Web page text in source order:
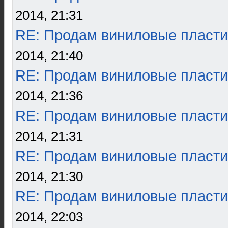
2014, 21:31
RE: Продам виниловые
2014, 21:40
RE: Продам виниловые
2014, 21:36
RE: Продам виниловые
2014, 21:31
RE: Продам виниловые
2014, 21:30
RE: Продам виниловые
2014, 22:03